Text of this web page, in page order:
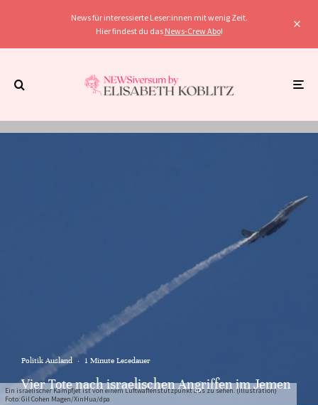
News für interessierte Leser:innen mit wenig Zeit.
Hier findest du das News-Crew Abo!
Ein israelischer Kampfjet ist von einem Luftwaffenstützpunkt aus zu sehen. (Illustration)
Foto: Gil Cohen Magen/XinHua/dpa
Politik Ausland · 1 Minute Lesedauer
Vier Tote nach israelischen Angriffen im Jemen